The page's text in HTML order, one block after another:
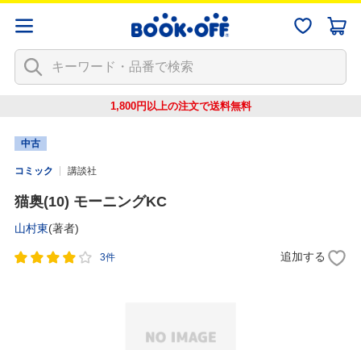
1,800円以上の注文で送料無料
中古
コミック 講談社
猫奥(10) モーニングKC
山村東(著者)
3件 追加する